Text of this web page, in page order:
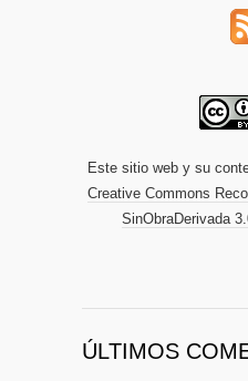
Este sitio web y su
Creative Commons
SinObraDerivada
ÚLTIMOS